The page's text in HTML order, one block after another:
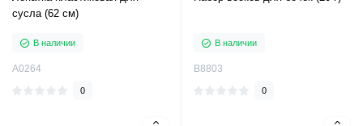
сусла (62 см)
В наличии
A0264
0
В наличии
B8803
0